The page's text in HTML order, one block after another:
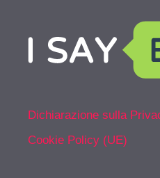
Dichiarazione sulla
Cookie Policy (UE)